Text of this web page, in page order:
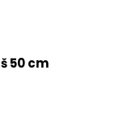
50 cm